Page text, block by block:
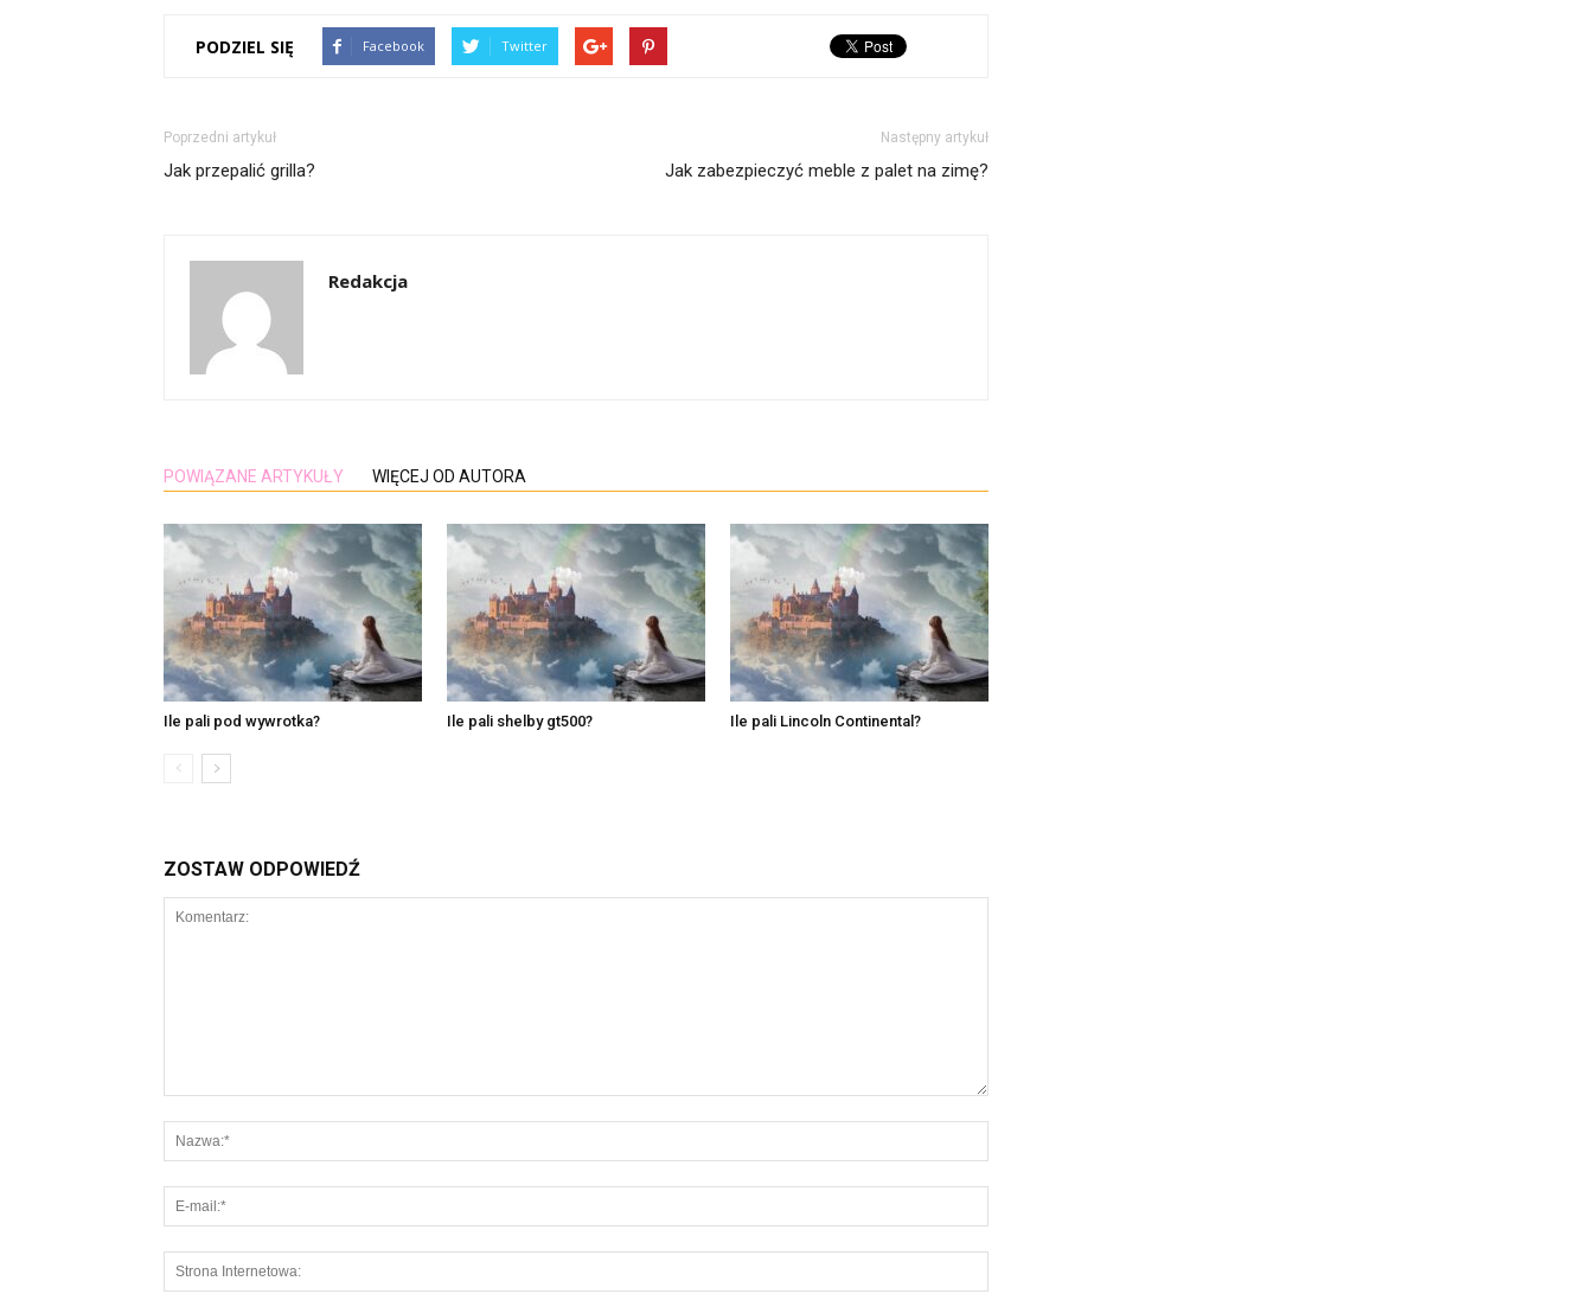
PODZIEL SIĘ Facebook Twitter
Poprzedni artykuł
Jak przepalić grilla?
Następny artykuł
Jak zabezpieczyć meble z palet na zimę?
Redakcja
POWIĄZANE ARTYKUŁY WIĘCEJ OD AUTORA
Ile pali pod wywrotka? Ile pali shelby gt500? Ile pali Lincoln Continental?
ZOSTAW ODPOWIEDŹ